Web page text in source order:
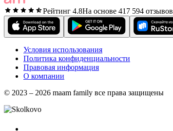
Рейтинг 4.8На основе 417 594 отзывов
Условия использования
Политика конфиденциальности
Правовая информация
О компании
© 2023 – 2026 maam family все права защищены